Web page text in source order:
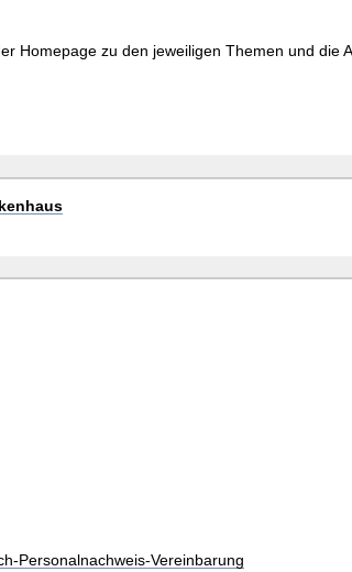
Homepage zu den jeweiligen Themen und
Personalnachweis-Vereinbarung